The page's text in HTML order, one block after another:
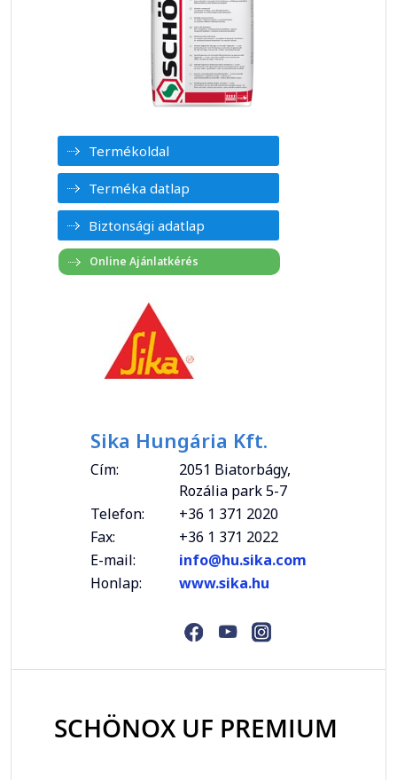
Termékoldal
Terméka datlap
Biztonsági adatlap
Sika Hungária Kft.
Cím:
2051 Biatorbágy,
Rozália park 5-7
Telefon:
+36 1 371 2020
Fax:
+36 1 371 2022
E-mail:
info@hu.sika.com
Honlap:
www.sika.hu
SCHÖNOX UF PREMIUM